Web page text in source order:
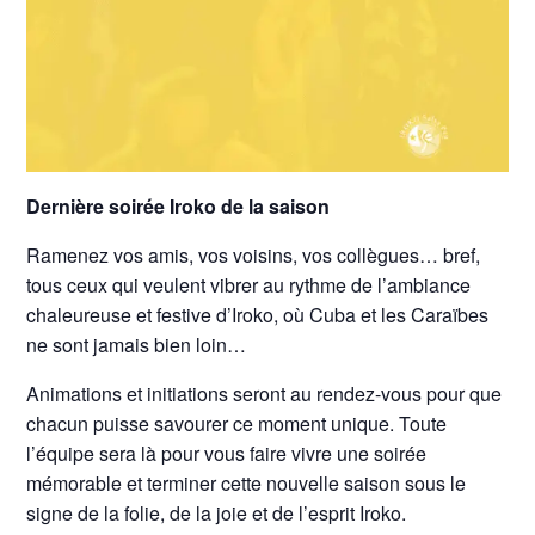
Dernière soirée Iroko de la saison
Ramenez vos amis, vos voisins, vos collègues… bref,
tous ceux qui veulent vibrer au rythme de l’ambiance
chaleureuse et festive d’Iroko, où Cuba et les Caraïbes
ne sont jamais bien loin…
Animations et initiations seront au rendez-vous pour que
chacun puisse savourer ce moment unique. Toute
l’équipe sera là pour vous faire vivre une soirée
mémorable et terminer cette nouvelle saison sous le
signe de la folie, de la joie et de l’esprit Iroko.